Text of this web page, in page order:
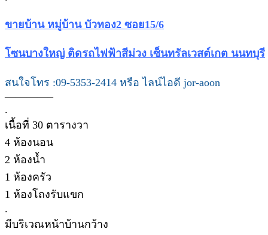
ขายบ้าน หมู่บ้าน บัวทอง2 ซอย15/6
โซนบางใหญ่ ติดรถไฟฟ้าสีม่วง เซ็นทรัลเวสต์เกต นนทบุรี
สนใจโทร :09-5353-2414 หรือ ไลน์ไอดี jor-aoon
————–
.
เนื้อที่ 30 ตารางวา
4 ห้องนอน
2 ห้องน้ำ
1 ห้องครัว
1 ห้องโถงรับแขก
.
มีบริเวณหน้าบ้านกว้าง